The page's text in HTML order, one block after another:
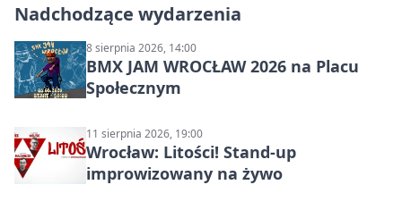
Nadchodzące wydarzenia
8 sierpnia 2026, 14:00
BMX JAM WROCŁAW 2026 na Placu
Społecznym
11 sierpnia 2026, 19:00
Wrocław: Litości! Stand-up
improwizowany na żywo